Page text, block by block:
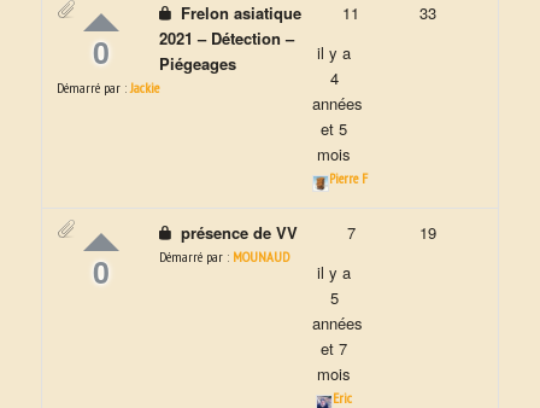
0
Frelon asiatique
2021 – Détection –
Piégeages
Démarré par :Jackie
11
33
il y a
4
années
et 5
mois
Pierre F
0
présence de VV
Démarré par : MOUNAUD
7
19
il y a
5
années
et 7
mois
Eric